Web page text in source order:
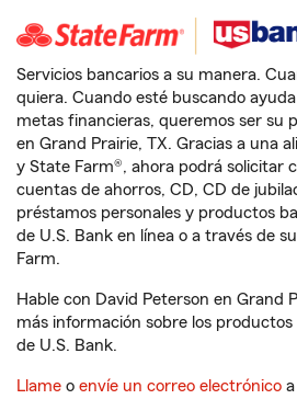
Servicios bancarios a su manera.
quiera. Cuando esté buscando
metas financieras, queremos ser su
en Grand Prairie, TX. Gracias a una
y State Farm®, ahora podrá solicitar
cuentas de ahorros, CD, CD de
préstamos personales y productos
de U.S. Bank en línea o a través de
Farm.
Hable con David Peterson en Grand
más información sobre los
de U.S. Bank.
Llame o envíe un correo electrónico